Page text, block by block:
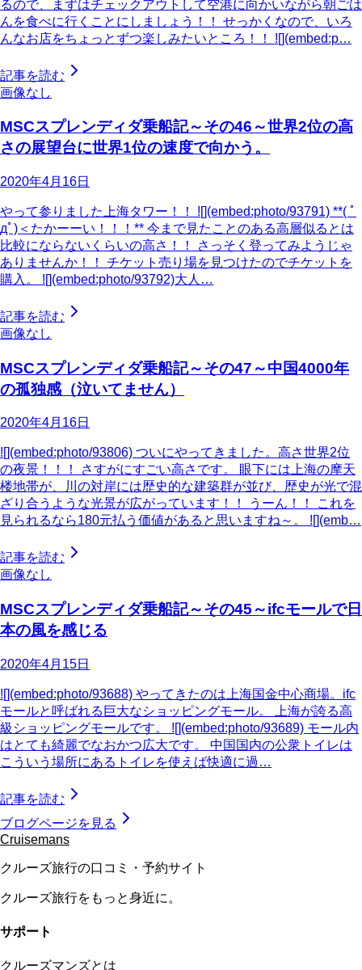
るので、まずはチェックアウトして空港に向かいながら朝ごは
んを食べに行くことにしましょう！！ せっかくなので、いろ
んなお店をちょっとずつ楽しみたいところ！！ ![](embed:p…
記事を読む
画像なし
MSCスプレンディダ乗船記～その46～世界2位の高
さの展望台に世界1位の速度で向かう。
2020年4月16日
やって参りました上海タワー！！ ![](embed:photo/93791) **( ﾟ
дﾟ)＜たかーーい！！！** 今まで見たことのある高層似るとは
比較にならないくらいの高さ！！ さっそく登ってみようじゃ
ありませんか！！ チケット売り場を見つけたのでチケットを
購入。 ![](embed:photo/93792)大人…
記事を読む
画像なし
MSCスプレンディダ乗船記～その47～中国4000年
の孤独感（泣いてません）
2020年4月16日
![](embed:photo/93806) ついにやってきました。高さ世界2位
の夜景！！！ さすがにすごい高さです。 眼下には上海の摩天
楼地帯が、川の対岸には歴史的な建築群が並び、歴史が光で混
ざり合うような光景が広がっています！！ うーん！！ これを
見られるなら180元払う価値があると思いますね～。 ![](emb…
記事を読む
画像なし
MSCスプレンディダ乗船記～その45～ifcモールで日
本の風を感じる
2020年4月15日
![](embed:photo/93688) やってきたのは上海国金中心商場。ifc
モールと呼ばれる巨大なショッピングモール。 上海が誇る高
級ショッピングモールです。 ![](embed:photo/93689) モール内
はとても綺麗でなおかつ広大です。 中国国内の公衆トイレは
こういう場所にあるトイレを使えば快適に過…
記事を読む
ブログページを見る
Cruisemans
クルーズ旅行の口コミ・予約サイト
クルーズ旅行をもっと身近に。
サポート
クルーズマンズとは